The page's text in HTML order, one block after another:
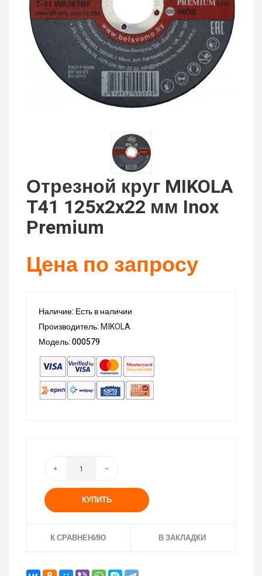
Отрезной круг MIKOLA
T41 125x2x22 мм Inox
Premium
Цена по запросу
Наличие: Есть в наличии
Производитель:MIKOLA
Модель: 000579
КУПИТЬ
К СРАВНЕНИЮ В ЗАКЛАДКИ